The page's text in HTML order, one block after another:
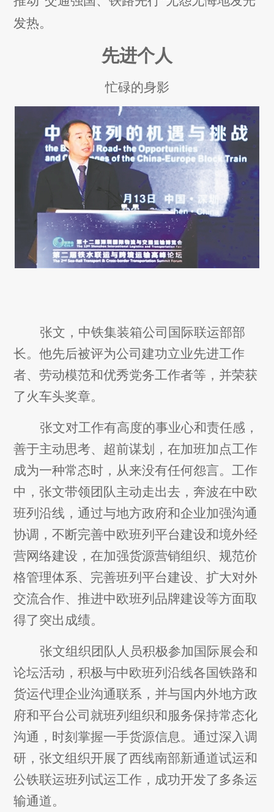
发热。
先进个人
忙碌的身影
张文，中铁集装箱公司国际联运部部
长。他先后被评为公司建功立业先进工作
者、劳动模范和优秀党务工作者等，并荣获
了火车头奖章。
张文对工作有高度的事业心和责任感，
善于主动思考、超前谋划，在加班加点工作
成为一种常态时，从来没有任何怨言。工作
中，张文带领团队主动走出去，奔波在中欧
班列沿线，通过与地方政府和企业加强沟通
协调，不断完善中欧班列平台建设和境外经
营网络建设，在加强货源营销组织、规范价
格管理体系、完善班列平台建设、扩大对外
交流合作、推进中欧班列品牌建设等方面取
得了突出成绩。
张文组织团队人员积极参加国际展会和
论坛活动，积极与中欧班列沿线各国铁路和
货运代理企业沟通联系，并与国内外地方政
府和平台公司就班列组织和服务保持常态化
沟通，时刻掌握一手货源信息。通过深入调
研，张文组织开展了西线南部新通道试运和
公铁联运班列试运工作，成功开发了多条运
输通道。